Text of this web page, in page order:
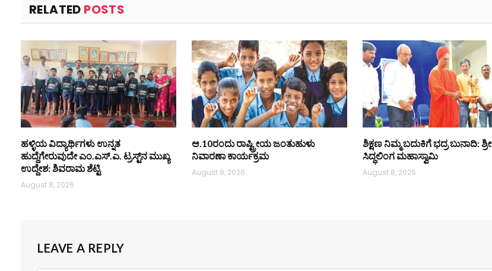
RELATED POSTS
ಹಳ್ಳಿಯ ವಿದ್ಯಾರ್ಥಿಗಳು ಉನ್ನತ
ಹುದ್ದೆಗೇರುವುದೇ ಎಂ.ಎಸ್.ಎ. ಟ್ರಸ್ಟ್‌ನ ಮುಖ್ಯ
ಉದ್ದೇಶ: ಶಿವರಾಮ ಶೆಟ್ಟಿ
August 8, 2026
ಆ.10ರಂದು ರಾಷ್ಟ್ರೀಯ ಜಂತುಹುಳು
ನಿವಾರಣಾ ಕಾರ್ಯಕ್ರಮ
August 8, 2026
ಶಿಕ್ಷಣ ನಿಮ್ಮ ಬದುಕಿಗೆ ಭದ್ರ ಬುನಾದಿ: ಶ್ರೀ
ಸಿದ್ಧಲಿಂಗ ಮಹಾಸ್ವಾಮಿ
August 8, 2026
LEAVE A REPLY